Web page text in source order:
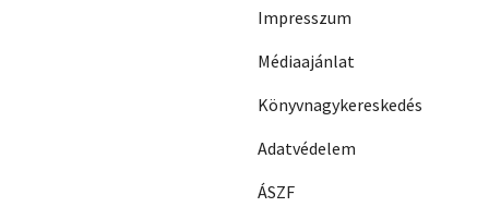
Impresszum
Médiaajánlat
Könyvnagykereskedés
Adatvédelem
ÁSZF